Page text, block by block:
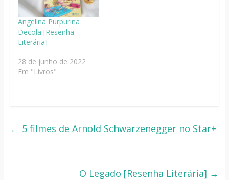
Angelina Purpurina
Decola [Resenha
Literária]
28 de junho de 2022
Em "Livros"
← 5 filmes de Arnold Schwarzenegger no Star+
O Legado [Resenha Literária] →